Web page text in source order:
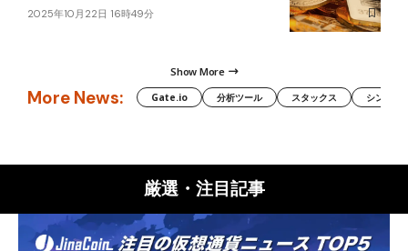
2025年10月22日 16時49分
Show More
More News: Gate.io 分析ツール スタックス シンボル
厳選・注目記事